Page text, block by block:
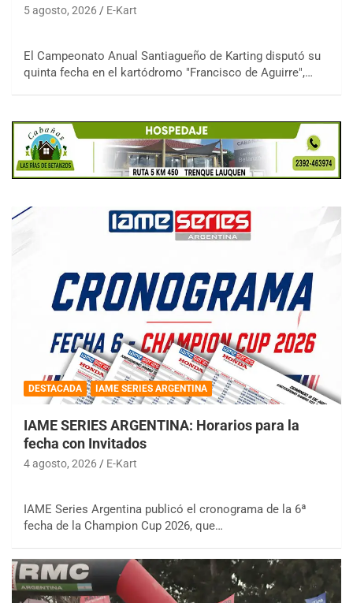
5 agosto, 2026 E-Kart
El Campeonato Anual Santiagueño de Karting disputó su
quinta fecha en el kartódromo "Francisco de Aguirre",…
DESTACADA IAME SERIES ARGENTINA
IAME SERIES ARGENTINA: Horarios para la
fecha con Invitados
4 agosto, 2026 E-Kart
IAME Series Argentina publicó el cronograma de la 6ª
fecha de la Champion Cup 2026, que…